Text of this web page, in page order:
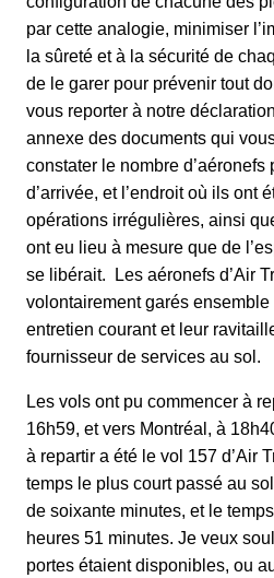
par cette analogie, minimiser
la sûreté et à la sécurité de
de le garer pour prévenir tout
vous reporter à notre
annexe des documents qui
constater le nombre d’aéronefs
d’arrivée, et l’endroit où ils ont
opérations irrégulières, ainsi
ont eu lieu à mesure que de
se libérait. Les aéronefs d’Air
volontairement garés
entretien courant et leur
fournisseur de services au sol.
Les vols ont pu commencer à
16h59, et vers Montréal, à
à repartir a été le vol 157 d’Air
temps le plus court passé au
de soixante minutes, et le
heures 51 minutes. Je veux
portes étaient disponibles, ou